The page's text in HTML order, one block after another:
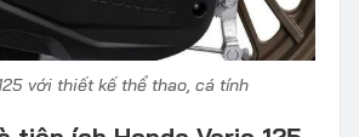
với thiết kế thể thao, cá tính